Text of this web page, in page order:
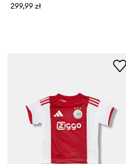
299,99 zł